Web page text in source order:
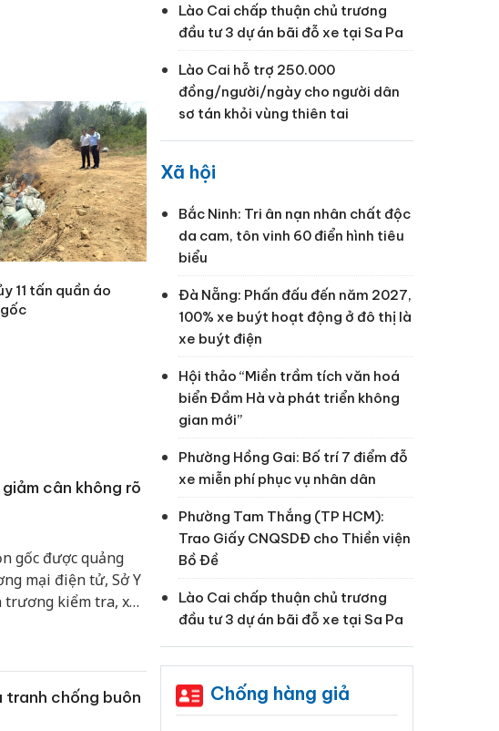
11 tấn quần áo
cân không rõ
gốc được quảng
mại điện tử, Sở Y
kiểm tra, xác
tranh chống buôn
Lào Cai chấp thuận chủ trương
đầu tư 3 dự án bãi đỗ xe tại Sa Pa
Lào Cai hỗ trợ 250.000
đồng/người/ngày cho người dân
sơ tán khỏi vùng thiên tai
Xã hội
Bắc Ninh: Tri ân nạn nhân chất độc
da cam, tôn vinh 60 điển hình tiêu
biểu
Đà Nẵng: Phấn đấu đến năm 2027,
100% xe buýt hoạt động ở đô thị là
xe buýt điện
Hội thảo “Miền trầm tích văn hoá
biển Đầm Hà và phát triển không
gian mới”
Phường Hồng Gai: Bố trí 7 điểm đỗ
xe miễn phí phục vụ nhân dân
Phường Tam Thắng (TP HCM):
Trao Giấy CNQSDĐ cho Thiền viện
Bồ Đề
Lào Cai chấp thuận chủ trương
đầu tư 3 dự án bãi đỗ xe tại Sa Pa
Chống hàng giả